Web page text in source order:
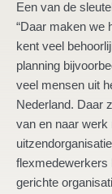
Een van de
“Daar maken we
kent veel
planning
veel mensen uit
Nederland. Daar
van en naar werk
flexmedewerkers
gerichte